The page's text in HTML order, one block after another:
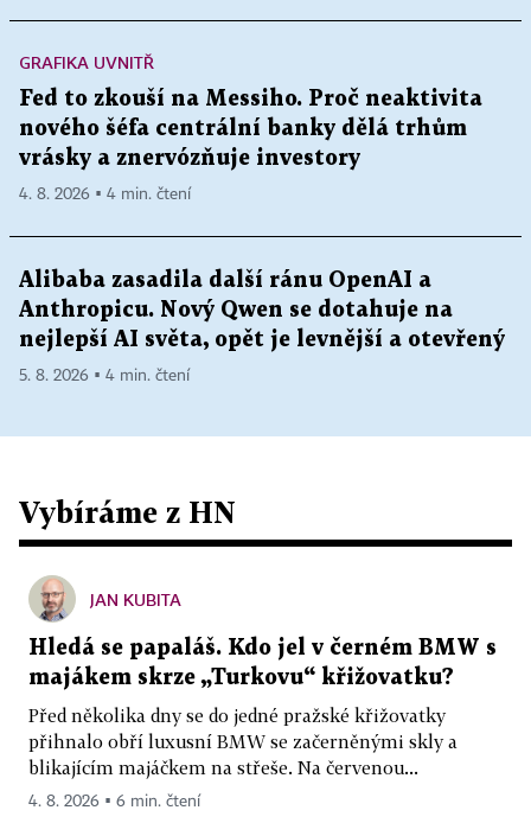
GRAFIKA UVNITŘ
Fed to zkouší na Messiho. Proč neaktivita
nového šéfa centrální banky dělá trhům
vrásky a znervózňuje investory
4. 8. 2026 ▪ 4 min. čtení
Alibaba zasadila další ránu OpenAI a
Anthropicu. Nový Qwen se dotahuje na
nejlepší AI světa, opět je levnější a otevřený
5. 8. 2026 ▪ 4 min. čtení
Vybíráme z HN
JAN KUBITA
Hledá se papaláš. Kdo jel v černém BMW s
majákem skrze „Turkovu“ křižovatku?
Před několika dny se do jedné pražské křižovatky
přihnalo obří luxusní BMW se začerněnými skly a
blikajícím majáčkem na střeše. Na červenou...
4. 8. 2026 ▪ 6 min. čtení